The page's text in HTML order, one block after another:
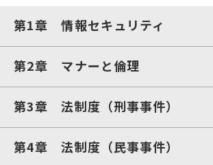
第1章 情報セキュリティ
第2章 マナーと倫理
第3章 法制度（刑事事件）
第4章 法制度（民事事件）